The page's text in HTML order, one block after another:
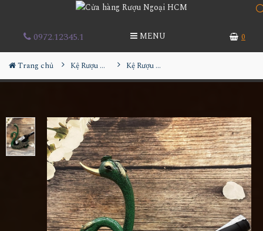
0972.12345.1 MENU 0
Trang chủ Kệ Rượu Siêu Đẹp Kệ Rượu Thiên Nga MS7